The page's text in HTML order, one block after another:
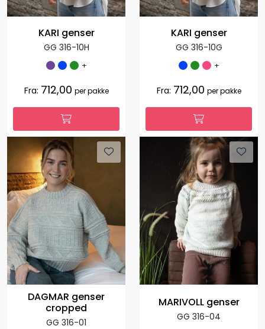
KARI genser
GG 316-10H
+
Fra: 712,00 per pakke
KARI genser
GG 316-10G
+
Fra: 712,00 per pakke
DAGMAR genser
cropped
GG 316-01
MARIVOLL genser
GG 316-04